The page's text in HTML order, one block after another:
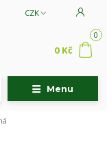
Menu
CZK
0
0 Kč